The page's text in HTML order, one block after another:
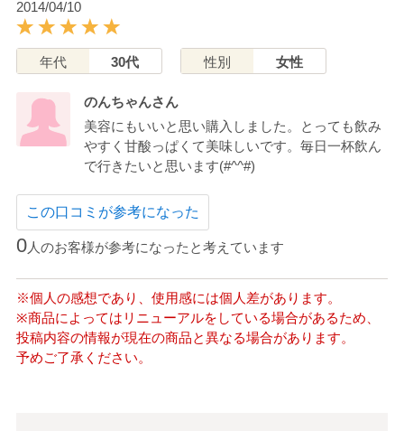
2014/04/10
年代 30代 性別 女性
のんちゃんさん
美容にもいいと思い購入しました。とっても飲み
やすく甘酸っぱくて美味しいです。毎日一杯飲ん
で行きたいと思います(#^^#)
この口コミが参考になった
0人のお客様が参考になったと考えています
※個人の感想であり、使用感には個人差があります。
※商品によってはリニューアルをしている場合があるため、
投稿内容の情報が現在の商品と異なる場合があります。
予めご了承ください。